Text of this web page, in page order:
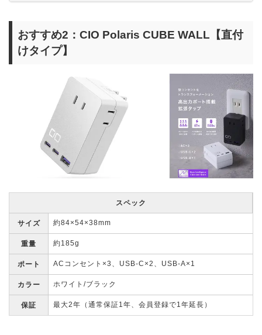
おすすめ2：CIO Polaris CUBE WALL【直付
けタイプ】
スペック
サイズ 約84×54×38mm
重量 約185g
ポート ACコンセント×3、USB-C×2、USB-A×1
カラー ホワイト/ブラック
保証 最大2年（通常保証1年、会員登録で1年延長）